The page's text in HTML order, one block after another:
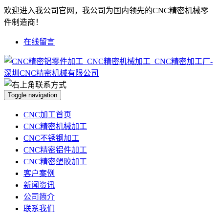
欢迎进入我公司官网，我公司为国内领先的CNC精密机械零
件制造商！
在线留言
Toggle navigation
CNC加工首页
CNC精密机械加工
CNC不锈钢加工
CNC精密铝件加工
CNC精密塑胶加工
客户案例
新闻资讯
公司简介
联系我们